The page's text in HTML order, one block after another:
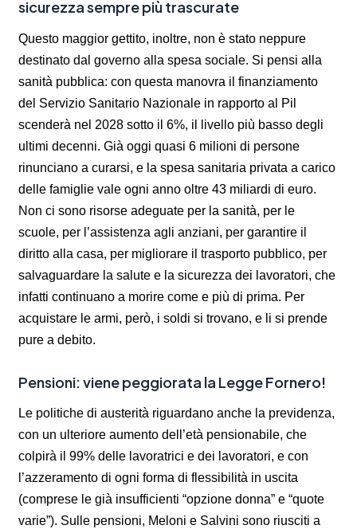
sicurezza sempre più trascurate
Questo maggior gettito, inoltre, non è stato neppure
destinato dal governo alla spesa sociale. Si pensi alla
sanità pubblica: con questa manovra il finanziamento
del Servizio Sanitario Nazionale in rapporto al Pil
scenderà nel 2028 sotto il 6%, il livello più basso degli
ultimi decenni. Già oggi quasi 6 milioni di persone
rinunciano a curarsi, e la spesa sanitaria privata a carico
delle famiglie vale ogni anno oltre 43 miliardi di euro.
Non ci sono risorse adeguate per la sanità, per le
scuole, per l’assistenza agli anziani, per garantire il
diritto alla casa, per migliorare il trasporto pubblico, per
salvaguardare la salute e la sicurezza dei lavoratori, che
infatti continuano a morire come e più di prima. Per
acquistare le armi, però, i soldi si trovano, e li si prende
pure a debito.
Pensioni: viene peggiorata la Legge Fornero!
Le politiche di austerità riguardano anche la previdenza,
con un ulteriore aumento dell’età pensionabile, che
colpirà il 99% delle lavoratrici e dei lavoratori, e con
l’azzeramento di ogni forma di flessibilità in uscita
(comprese le già insufficienti “opzione donna” e “quote
varie”). Sulle pensioni, Meloni e Salvini sono riusciti a